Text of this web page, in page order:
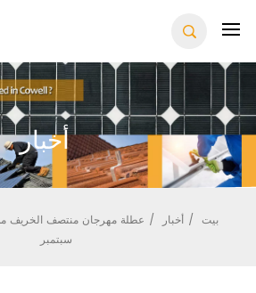
أخبار
بيت / أخبار /
سبتمبر